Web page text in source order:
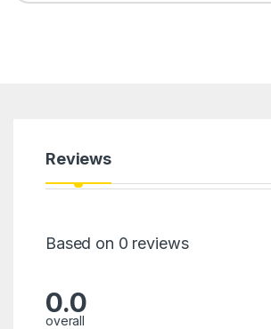
Reviews
Based on 0 reviews
0.0
overall